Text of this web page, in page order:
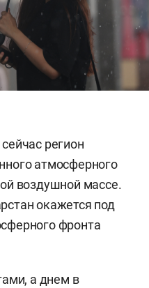
регион
атмосферного
воздушной массе.
окажется под
фронта
а днем в